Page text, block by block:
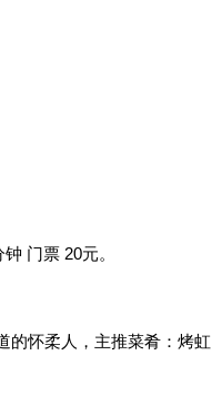
门票 20元。
怀柔人，主推菜肴：烤虹